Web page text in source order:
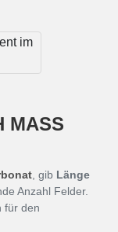
B
, gib Länge
Anzahl Felder.
für den